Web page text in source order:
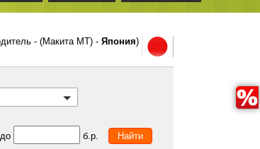
- (Макита МТ) - Япония)
до б.р.